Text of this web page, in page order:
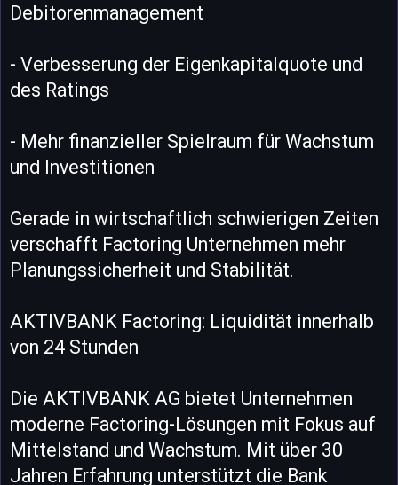
Debitorenmanagement
- Verbesserung der Eigenkapitalquote und
des Ratings
- Mehr finanzieller Spielraum für Wachstum
und Investitionen
Gerade in wirtschaftlich schwierigen Zeiten
verschafft Factoring Unternehmen mehr
Planungssicherheit und Stabilität.
AKTIVBANK Factoring: Liquidität innerhalb
von 24 Stunden
Die AKTIVBANK AG bietet Unternehmen
moderne Factoring-Lösungen mit Fokus auf
Mittelstand und Wachstum. Mit über 30
Jahren Erfahrung unterstützt die Bank